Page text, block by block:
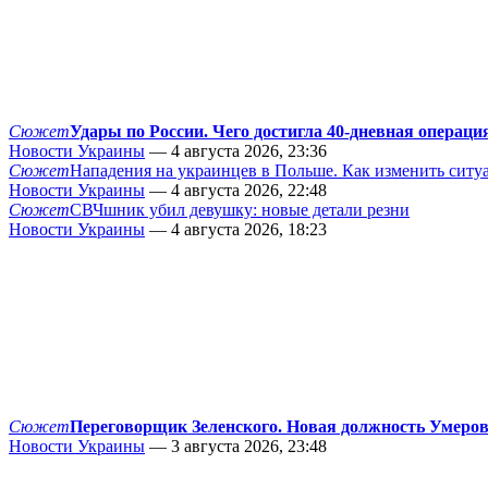
СюжетУдары по России. Чего достигла 40-дневная
Новости Украины — 4 августа 2026, 23:36
СюжетНападения на украинцев в Польше. Как изменить
Новости Украины — 4 августа 2026, 22:48
СюжетСВЧшник убил девушку: новые детали резни
Новости Украины — 4 августа 2026, 18:23
СюжетПереговорщик Зеленского. Новая должность
Новости Украины — 3 августа 2026, 23:48